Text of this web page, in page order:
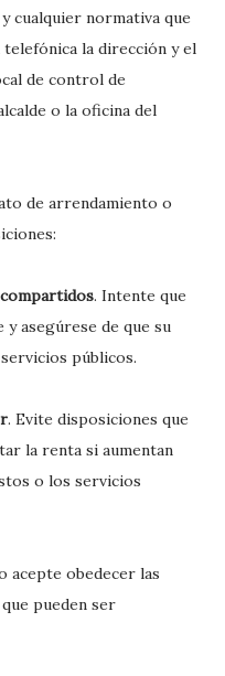
cualquier normativa que
la dirección y el
de control de
o la oficina del
de arrendamiento o
. Intente que
asegúrese de que su
públicos.
. Evite disposiciones que
la renta si aumentan
o los servicios
acepte obedecer las
pueden ser